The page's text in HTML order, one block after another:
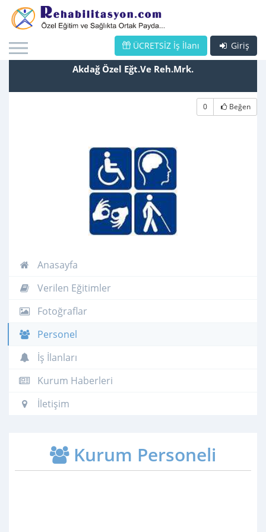
Giriş
ÜCRETSİZ İş İlanı
Akdağ Özel Eğt.Ve Reh.Mrk.
0 Beğen
Anasayfa
Verilen Eğitimler
Fotoğraflar
Personel
İş İlanları
Kurum Haberleri
İletişim
Kurum Personeli